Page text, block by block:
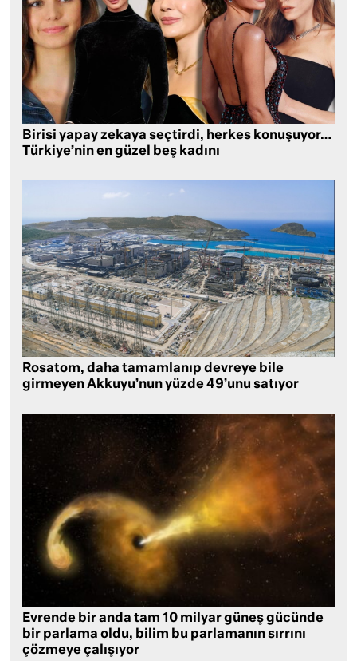
Birisi yapay zekaya seçtirdi, herkes konuşuyor…
Türkiye’nin en güzel beş kadını
Rosatom, daha tamamlanıp devreye bile
girmeyen Akkuyu’nun yüzde 49’unu satıyor
Evrende bir anda tam 10 milyar güneş gücünde
bir parlama oldu, bilim bu parlamanın sırrını
çözmeye çalışıyor